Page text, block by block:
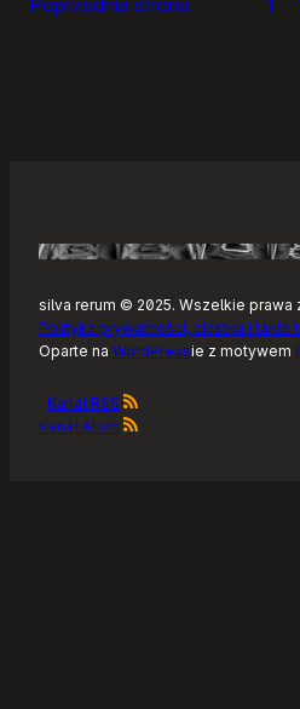
silva rerum © 2025. Wszelkie prawa
Polityka prywatności, ciastka i takie
Oparte na WordPressie z motywem
Kanał RSS
Kanał Atom